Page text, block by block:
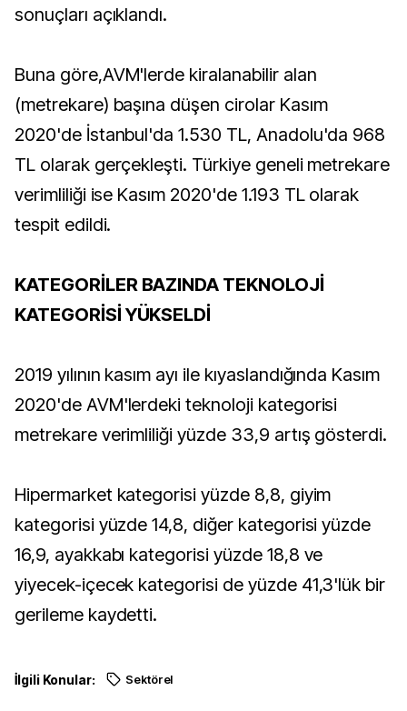
sonuçları açıklandı.
Buna göre,AVM'lerde kiralanabilir alan
(metrekare) başına düşen cirolar Kasım
2020'de İstanbul'da 1.530 TL, Anadolu'da 968
TL olarak gerçekleşti. Türkiye geneli metrekare
verimliliği ise Kasım 2020'de 1.193 TL olarak
tespit edildi.
KATEGORİLER BAZINDA TEKNOLOJİ
KATEGORİSİ YÜKSELDİ
2019 yılının kasım ayı ile kıyaslandığında Kasım
2020'de AVM'lerdeki teknoloji kategorisi
metrekare verimliliği yüzde 33,9 artış gösterdi.
Hipermarket kategorisi yüzde 8,8, giyim
kategorisi yüzde 14,8, diğer kategorisi yüzde
16,9, ayakkabı kategorisi yüzde 18,8 ve
yiyecek-içecek kategorisi de yüzde 41,3'lük bir
gerileme kaydetti. ​​​​​​​
İlgili Konular: Sektörel